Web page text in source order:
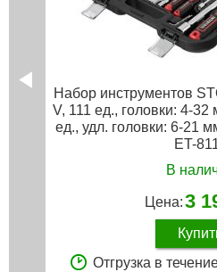
Набор инструментов
V, 111 ед., головки: 4-
ед., удл. головки: 6-21
ET-
В
Цена:3
Отгрузка в